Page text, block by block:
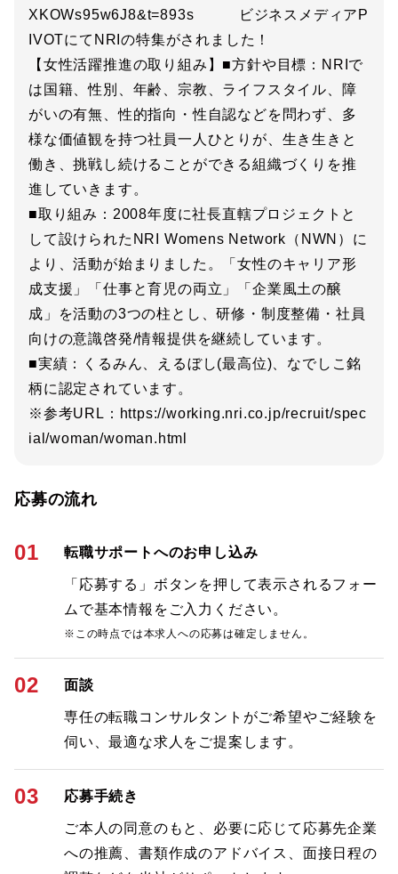
XKOWs95w6J8&t=893s ビジネスメディアP
IVOTにてNRIの特集がされました！
【女性活躍推進の取り組み】■方針や目標：NRIで
は国籍、性別、年齢、宗教、ライフスタイル、障
がいの有無、性的指向・性自認などを問わず、多
様な価値観を持つ社員一人ひとりが、生き生きと
働き、挑戦し続けることができる組織づくりを推
進していきます。
■取り組み：2008年度に社長直轄プロジェクトと
して設けられたNRI Womens Network（NWN）に
より、活動が始まりました。「女性のキャリア形
成支援」「仕事と育児の両立」「企業風土の醸
成」を活動の3つの柱とし、研修・制度整備・社員
向けの意識啓発/情報提供を継続しています。
■実績：くるみん、えるぼし(最高位)、なでしこ銘
柄に認定されています。
※参考URL：https://working.nri.co.jp/recruit/spec
ial/woman/woman.html
応募の流れ
01 転職サポートへのお申し込み
「応募する」ボタンを押して表示されるフォー
ムで基本情報をご入力ください。
※この時点では本求人への応募は確定しません。
02 面談
専任の転職コンサルタントがご希望やご経験を
伺い、最適な求人をご提案します。
03 応募手続き
ご本人の同意のもと、必要に応じて応募先企業
への推薦、書類作成のアドバイス、面接日程の